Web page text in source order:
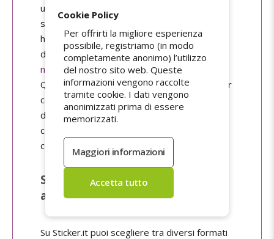
un file pronto all'uso, puoi caricarlo sul nostro
server dopo aver effettuato l'ordine. Se non
hai ancora un file grafico, puoi crearlo
direttamente sul nostro sito utilizzando
nostro modulo di progettazione online
Questo ti fornisce gli strumenti essenziali per
costruire il modello del tuo adesivo, senza
dover installare alcun software sul tuo
computer e senza richiedere alcuna
competenza tecnica in materia di grafica.
Scegli le dimensioni del tuo
adesivo
Su Sticker.it puoi scegliere tra diversi formati
Cookie Policy
Per offrirti la migliore esperienza
possibile, registriamo (in modo
completamente anonimo) l’utilizzo
del nostro sito web. Queste
informazioni vengono raccolte
tramite cookie. I dati vengono
anonimizzati prima di essere
memorizzati.